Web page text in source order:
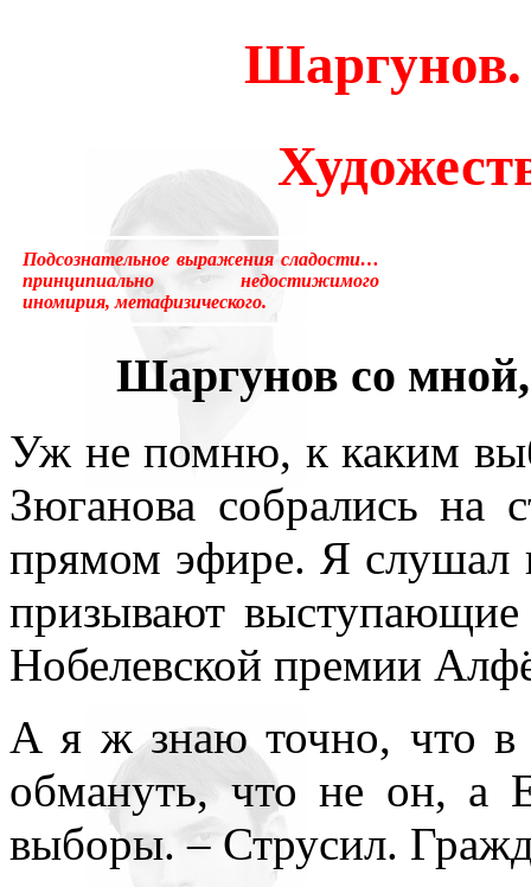
что не понятно.Прошу
«подсознательный» в
надо было писать
менять в тысячах мест,
устаревшим.Ещё одна
применение слова
состояние,
[отличающемуся от
у растений, и у бактерий.
вторая сигнальная
всюду применял как чисто
противопоставляя
подсознательное часто
то обеспечивает любое
одна его часть, которая –
Шаргунов.
Подсознательное выражения сладости…
принципиально недостижимого
иномирия, метафизического.
Шаргунов со мной,
Уж не помню, к каким
Зюганова собрались на
прямом эфире. Я слушал
призывают
Нобелевской премии
А я ж знаю точно, что в
обмануть, что не он, а
выборы. – Струсил.